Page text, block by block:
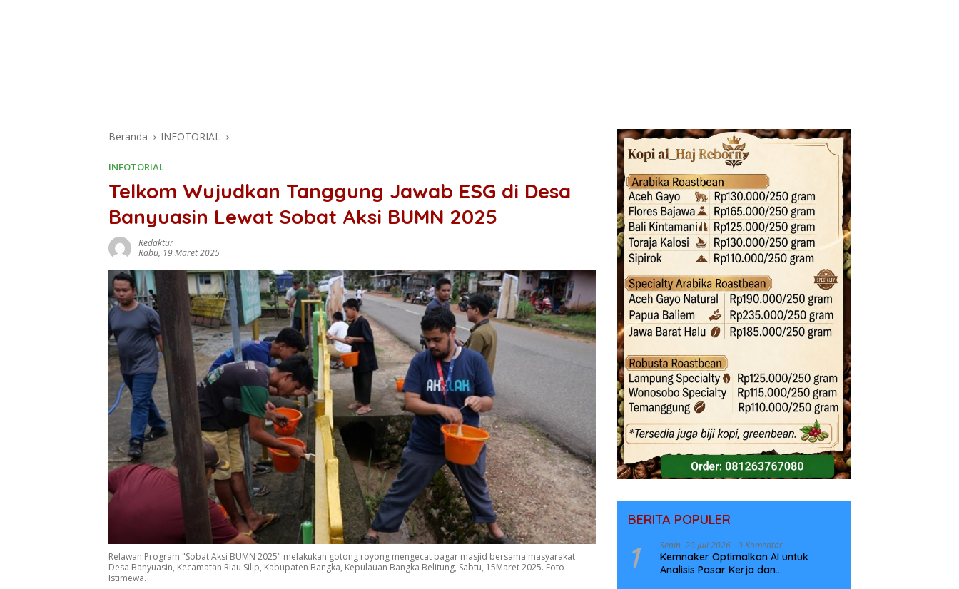
Beranda INFOTORIAL
INFOTORIAL
Telkom Wujudkan Tanggung Jawab ESG di Desa
Banyuasin Lewat Sobat Aksi BUMN 2025
Redaktur
Rabu, 19 Maret 2025
Relawan Program "Sobat Aksi BUMN 2025" melakukan gotong royong mengecat pagar masjid bersama masyarakat
Desa Banyuasin, Kecamatan Riau Silip, Kabupaten Bangka, Kepulauan Bangka Belitung, Sabtu, 15Maret 2025. Foto
Istimewa.
BERITA POPULER
1 Senin, 20 Juli 2026 0 Komentar
Kemnaker Optimalkan AI untuk
Analisis Pasar Kerja dan